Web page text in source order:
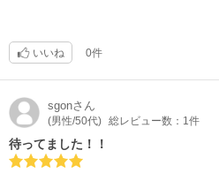
いいね 0件
sgonさん
(男性/50代) 総レビュー数：1件
待ってました！！